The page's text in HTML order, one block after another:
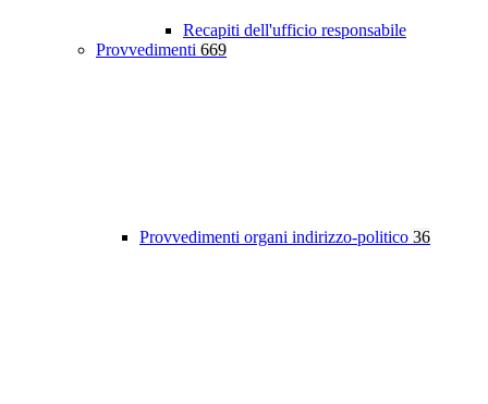
Recapiti dell'ufficio responsabile
Provvedimenti 669
Provvedimenti organi indirizzo-politico 36